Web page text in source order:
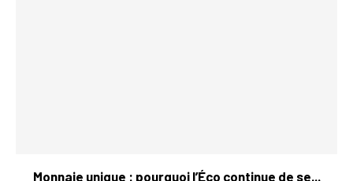
Monnaie unique : pourquoi l’Éco continue de se...